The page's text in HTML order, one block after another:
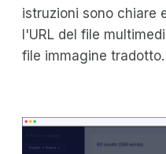
istruzioni sono chiare
l'URL del file
file immagine tradotto.